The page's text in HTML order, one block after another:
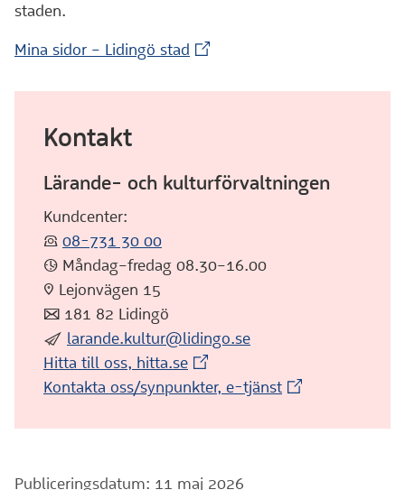
staden.
Mina sidor – Lidingö stad (Extern webbplats)
Kontakt
Lärande- och kulturförvaltningen
Kundcenter:
:telefon: 08-731 30 00
:klocka: Måndag–fredag 08.30–16.00
:pin: Lejonvägen 15
:post: 181 82 Lidingö
:skicka: larande.kultur@lidingo.se
Hitta till oss, hitta.se(Extern webbplats)
Kontakta oss/synpunkter, e-tjänst(Extern
Publiceringsdatum: 11 maj 2026